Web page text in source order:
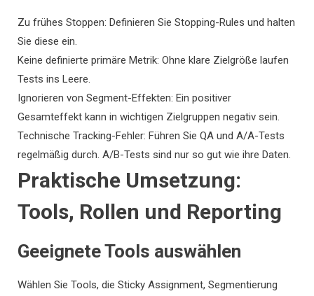
Zu frühes Stoppen: Definieren Sie Stopping-Rules und halten
Sie diese ein.
Keine definierte primäre Metrik: Ohne klare Zielgröße laufen
Tests ins Leere.
Ignorieren von Segment-Effekten: Ein positiver
Gesamteffekt kann in wichtigen Zielgruppen negativ sein.
Technische Tracking-Fehler: Führen Sie QA und A/A-Tests
regelmäßig durch. A/B-Tests sind nur so gut wie ihre Daten.
Praktische Umsetzung:
Tools, Rollen und Reporting
Geeignete Tools auswählen
Wählen Sie Tools, die Sticky Assignment, Segmentierung